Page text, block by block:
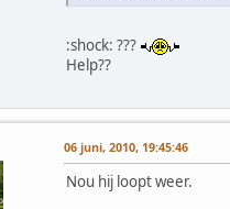
:shock: ???
Help??
06 juni, 2010, 19:45:46
Nou hij loopt weer.